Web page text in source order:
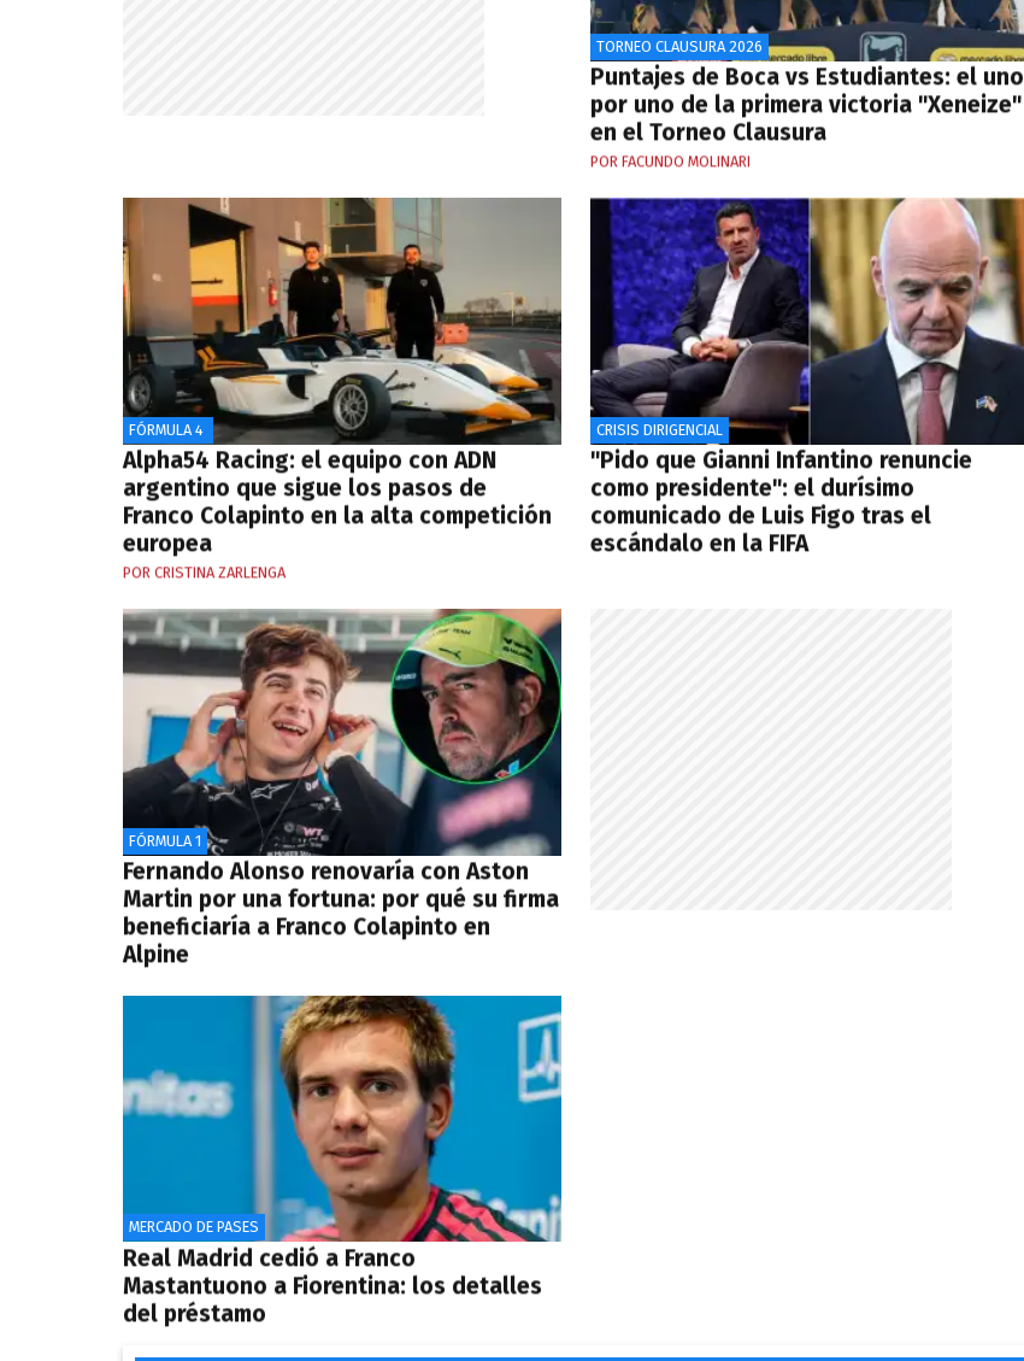
TORNEO CLAUSURA 2026
Puntajes de Boca vs Estudiantes: el uno
por uno de la primera victoria "Xeneize"
en el Torneo Clausura
POR FACUNDO MOLINARI
FÓRMULA 4
Alpha54 Racing: el equipo con ADN
argentino que sigue los pasos de
Franco Colapinto en la alta competición
europea
POR CRISTINA ZARLENGA
CRISIS DIRIGENCIAL
"Pido que Gianni Infantino renuncie
como presidente": el durísimo
comunicado de Luis Figo tras el
escándalo en la FIFA
FÓRMULA 1
Fernando Alonso renovaría con Aston
Martin por una fortuna: por qué su firma
beneficiaría a Franco Colapinto en
Alpine
MERCADO DE PASES
Real Madrid cedió a Franco
Mastantuono a Fiorentina: los detalles
del préstamo